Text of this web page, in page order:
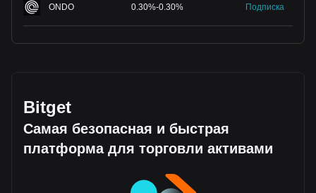
ONDO 0.30%-0.30% Подписка
Bitget
Самая безопасная и быстрая
платформа для торговли активами